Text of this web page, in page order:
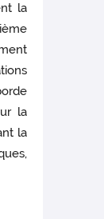
la
la
la